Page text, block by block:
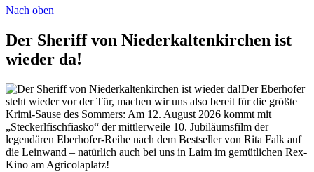
Nach oben
Der Sheriff von Niederkaltenkirchen ist
wieder da!
Der Eberhofer
steht wieder vor der Tür, machen wir uns also bereit für die größte
Krimi-Sause des Sommers: Am 12. August 2026 kommt mit
„Steckerlfischfiasko“ der mittlerweile 10. Jubiläumsfilm der
legendären Eberhofer-Reihe nach dem Bestseller von Rita Falk auf
die Leinwand – natürlich auch bei uns in Laim im gemütlichen Rex-
Kino am Agricolaplatz!